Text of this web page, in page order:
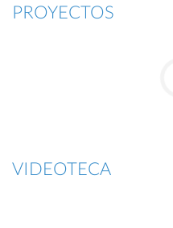
PROYECTOS
VIDEOTECA